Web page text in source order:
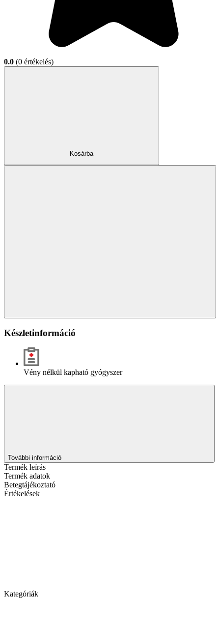
0.0 (0 értékelés)
Kosárba
Készletinformáció
Vény nélkül kapható gyógyszer
További információ
Termék leírás
Termék adatok
Betegtájékoztató
Értékelések
Kategóriák